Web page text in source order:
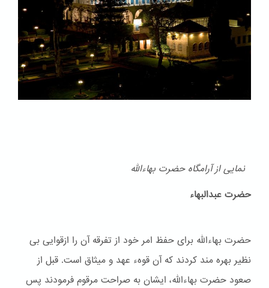
نمایی از آرامگاه حضرت بهاءالله
حضرت عبدالبهاء
حضرت بهاءالله برای حفظ امر خود از تفرقه آن را ازقوایی بی
نظیر بهره مند کردند که آن قوهء عهد و ميثاق است. قبل از
صعود حضرت بهاءالله، ایشان به صراحت مرقوم فرمودند پس